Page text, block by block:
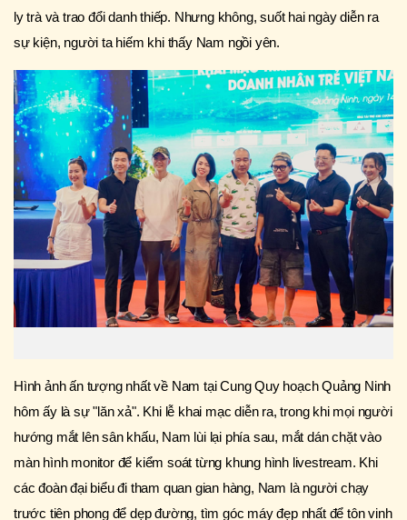
ly trà và trao đổi danh thiếp. Nhưng không, suốt hai ngày diễn ra
sự kiện, người ta hiếm khi thấy Nam ngồi yên.
Hình ảnh ấn tượng nhất về Nam tại Cung Quy hoạch Quảng Ninh
hôm ấy là sự "lăn xả". Khi lễ khai mạc diễn ra, trong khi mọi người
hướng mắt lên sân khấu, Nam lùi lại phía sau, mắt dán chặt vào
màn hình monitor để kiểm soát từng khung hình livestream. Khi
các đoàn đại biểu đi tham quan gian hàng, Nam là người chạy
trước tiên phong để dẹp đường, tìm góc máy đẹp nhất để tôn vinh